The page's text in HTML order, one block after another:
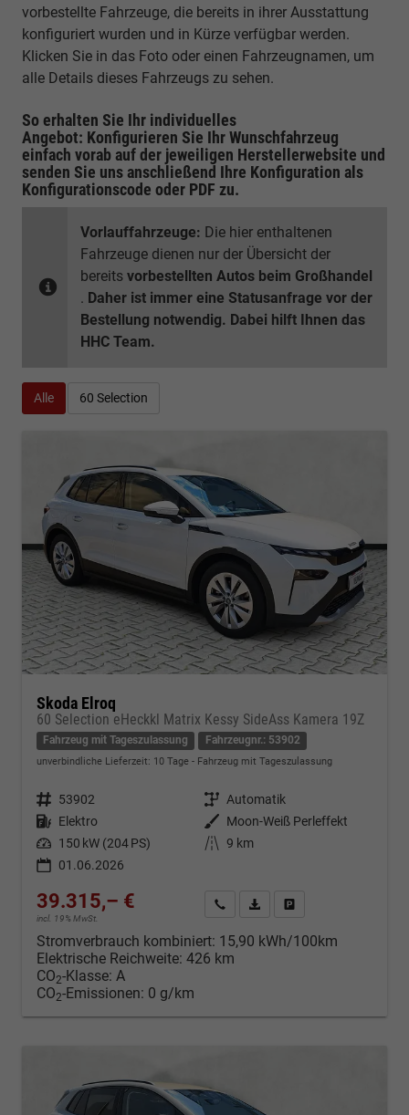
vorbestellte Fahrzeuge, die bereits in ihrer Ausstattung
konfiguriert wurden und in Kürze verfügbar werden.
Klicken Sie in das Foto oder einen Fahrzeugnamen, um
alle Details dieses Fahrzeugs zu sehen.
So erhalten Sie Ihr individuelles
Angebot: Konfigurieren Sie Ihr Wunschfahrzeug
einfach vorab auf der jeweiligen Herstellerwebsite und
senden Sie uns anschließend Ihre Konfiguration als
Konfigurationscode oder PDF zu.
Vorlauffahrzeuge: Die hier enthaltenen
Fahrzeuge dienen nur der Übersicht der
bereits vorbestellten Autos beim Großhandel
. Daher ist immer eine Statusanfrage vor der
Bestellung notwendig. Dabei hilft Ihnen das
HHC Team.
Alle 60 Selection
Skoda Elroq
60 Selection eHeckkl Matrix Kessy SideAss Kamera 19Z
Fahrzeug mit Tageszulassung Fahrzeugnr.: 53902
unverbindliche Lieferzeit: 10 Tage Fahrzeug mit Tageszulassung
Fahrzeugnr. 53902 Getriebe Automatik
Kraftstoff Elektro Außenfarbe
Moon-Weiß Perleffekt
Leistung 150 kW (204 PS) Kilometerstand 9 km
01.06.2026
39.315,– €
incl. 19% MwSt.
Kontakt & Angebot anfordern
PDF-Datei, Fahrzeugexposé
Stromverbrauch kombiniert: 15,90 kWh/100km
Elektrische Reichweite: 426 km
CO2-Klasse: A
CO2-Emissionen: 0 g/km